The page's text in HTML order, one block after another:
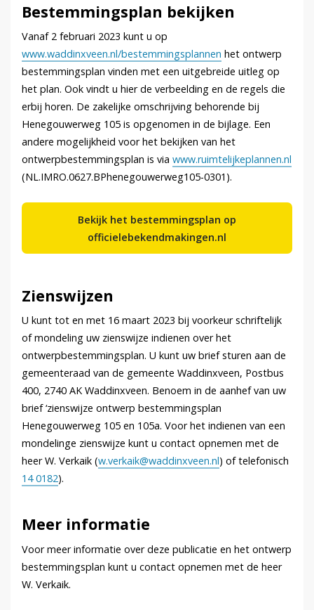
Bestemmingsplan bekijken
Vanaf 2 februari 2023 kunt u op
www.waddinxveen.nl/bestemmingsplannen het ontwerp
bestemmingsplan vinden met een uitgebreide uitleg op
het plan. Ook vindt u hier de verbeelding en de regels die
erbij horen. De zakelijke omschrijving behorende bij
Henegouwerweg 105 is opgenomen in de bijlage. Een
andere mogelijkheid voor het bekijken van het
ontwerpbestemmingsplan is via www.ruimtelijkeplannen.nl
(NL.IMRO.0627.BPhenegouwerweg105-0301).
Bekijk het bestemmingsplan op
officielebekendmakingen.nl
Zienswijzen
U kunt tot en met 16 maart 2023 bij voorkeur schriftelijk
of mondeling uw zienswijze indienen over het
ontwerpbestemmingsplan. U kunt uw brief sturen aan de
gemeenteraad van de gemeente Waddinxveen, Postbus
400, 2740 AK Waddinxveen. Benoem in de aanhef van uw
brief ‘zienswijze ontwerp bestemmingsplan
Henegouwerweg 105 en 105a. Voor het indienen van een
mondelinge zienswijze kunt u contact opnemen met de
heer W. Verkaik (w.verkaik@waddinxveen.nl) of telefonisch
14 0182).
Meer informatie
Voor meer informatie over deze publicatie en het ontwerp
bestemmingsplan kunt u contact opnemen met de heer
W. Verkaik.